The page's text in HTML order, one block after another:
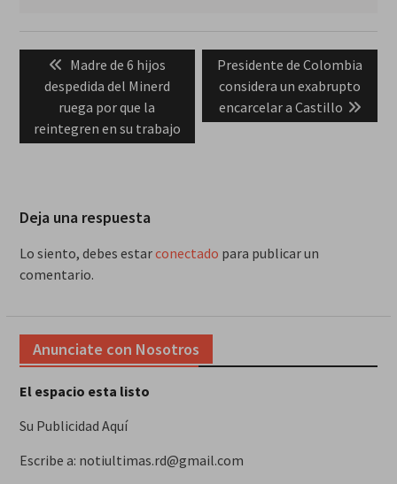
Navegación
entradas
Previous
post:
Madre de 6 hijos
despedida del Minerd
ruega por que la
reintegren en su trabajo
Next
post:
Presidente de Colombia
considera un exabrupto
encarcelar a Castillo
Deja una respuesta
Lo siento, debes estarconectado para publicar un
comentario.
Anunciate con Nosotros
El espacio esta listo
Su Publicidad Aquí
Escribe a: notiultimas.rd@gmail.com